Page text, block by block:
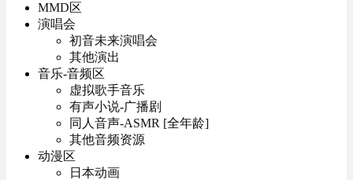
MMD区
演唱会
初音未来演唱会
其他演出
音乐-音频区
虚拟歌手音乐
有声小说-广播剧
同人音声-ASMR [全年龄]
其他音频资源
动漫区
日本动画